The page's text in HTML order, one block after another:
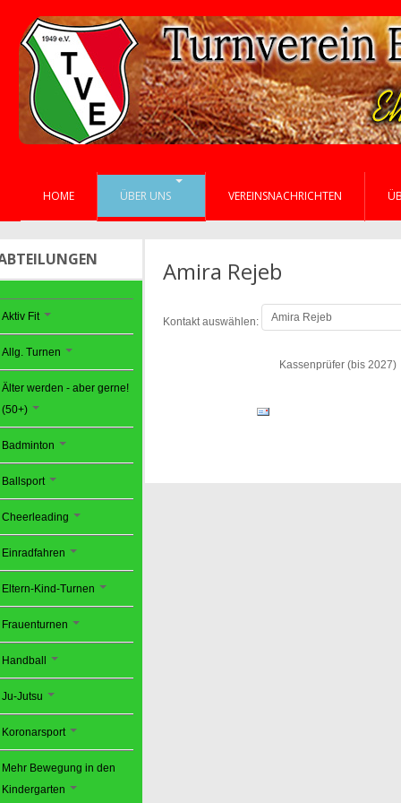
HOME ÜBER UNS VEREINSNACHRICHTEN
Amira Rejeb
Kontakt auswählen:
Kassenprüfer (bis 2027)
Aktiv Fit
Allg. Turnen
Älter werden - aber gerne!
(50+)
Badminton
Ballsport
Cheerleading
Einradfahren
Eltern-Kind-Turnen
Frauenturnen
Handball
Ju-Jutsu
Koronarsport
Mehr Bewegung in den
Kindergarten